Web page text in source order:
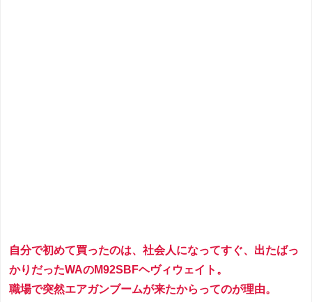
自分で初めて買ったのは、社会人になってすぐ、出たばっ
かりだったWAのM92SBFヘヴィウェイト。
職場で突然エアガンブームが来たからってのが理由。